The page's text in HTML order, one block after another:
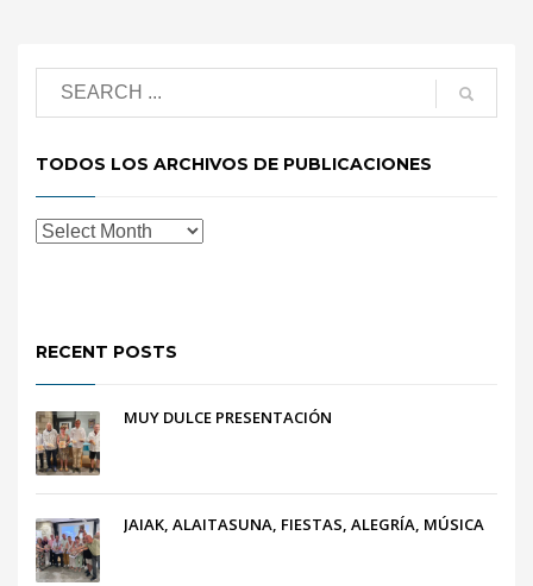
TODOS LOS ARCHIVOS DE PUBLICACIONES
RECENT POSTS
MUY DULCE PRESENTACIÓN
JAIAK, ALAITASUNA, FIESTAS, ALEGRÍA, MÚSICA